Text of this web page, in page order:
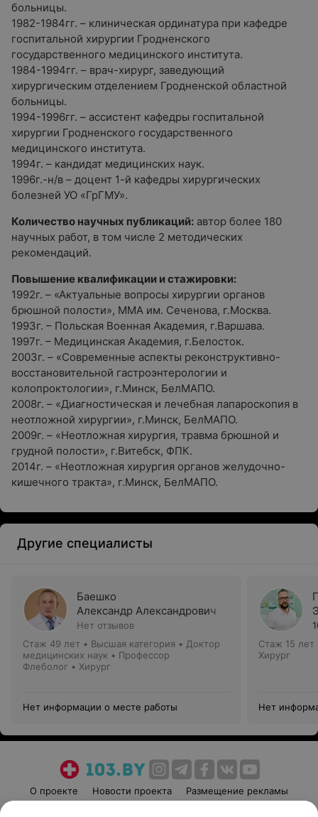
больницы.
1982-1984гг. – клиническая ординатура при кафедре
госпитальной хирургии Гродненского
государственного медицинского института.
1984-1994гг. – врач-хирург, заведующий
хирургическим отделением Гродненской областной
больницы.
1994-1996гг. – ассистент кафедры госпитальной
хирургии Гродненского государственного
медицинского института.
1994г. – кандидат медицинских наук.
1996г.-н/в – доцент 1-й кафедры хирургических
болезней УО «ГрГМУ».
Количество научных публикаций: автор более 180
научных работ, в том числе 2 методических
рекомендаций.
Повышение квалификации и стажировки:
1992г. – «Актуальные вопросы хирургии органов
брюшной полости», ММА им. Сеченова, г.Москва.
1993г. – Польская Военная Академия, г.Варшава.
1997г. – Медицинская Академия, г.Белосток.
2003г. – «Современные аспекты реконструктивно-
восстановительной гастроэнтерологии и
колопроктологии», г.Минск, БелМАПО.
2008г. – «Диагностическая и лечебная лапароскопия в
неотложной хирургии», г.Минск, БелМАПО.
2009г. – «Неотложная хирургия, травма брюшной и
грудной полости», г.Витебск, ФПК.
2014г. – «Неотложная хирургия органов желудочно-
кишечного тракта», г.Минск, БелМАПО.
Другие специалисты
Баешко
Александр Александрович
Нет отзывов
Стаж 49 лет • Высшая категория • Доктор
медицинских наук • Профессор
Флеболог • Хирург
Нет информации о месте работы
Стаж 15 лет
Хирург
Нет
О проекте Новости проекта
Размещение рекламы